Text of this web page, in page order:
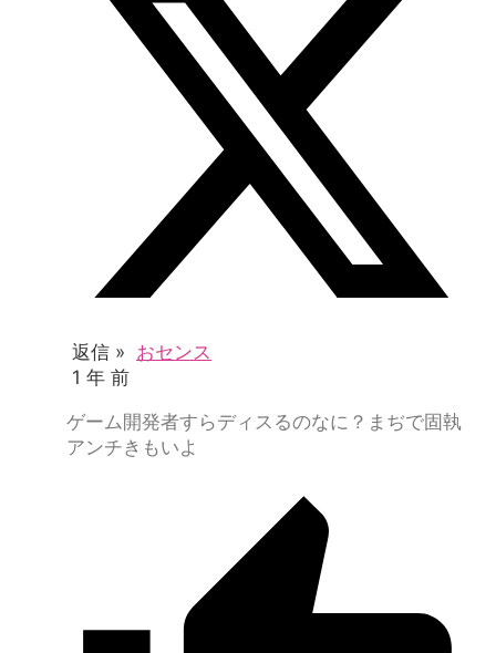
返信 » おセンス
1 年 前
ゲーム開発者すらディスるのなに？まぢで固執
アンチきもいよ